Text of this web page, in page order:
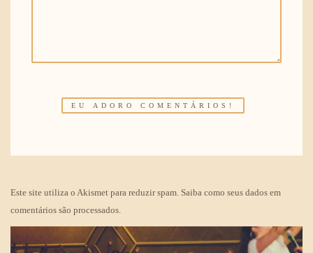
Este site utiliza o Akismet para reduzir spam. Saiba como seus dados em
comentários são processados